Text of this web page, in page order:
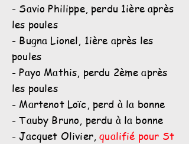
- Savio Philippe, perdu 1ière après
les poules
- Bugna Lionel, 1ière après les
poules
- Payo Mathis, perdu 2ème après
les poules
- Martenot Loïc, perd à la bonne
- Tauby Bruno, perdu à la bonne
- Jacquet Olivier,qualifié pour St